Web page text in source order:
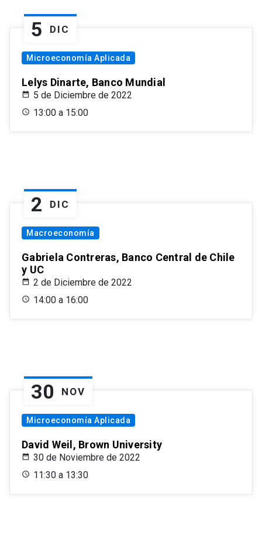
5 DIC
Microeconomía Aplicada
Lelys Dinarte, Banco Mundial
5 de Diciembre de 2022
13:00 a 15:00
2 DIC
Macroeconomía
Gabriela Contreras, Banco Central de Chile
y UC
2 de Diciembre de 2022
14:00 a 16:00
30 NOV
Microeconomía Aplicada
David Weil, Brown University
30 de Noviembre de 2022
11:30 a 13:30